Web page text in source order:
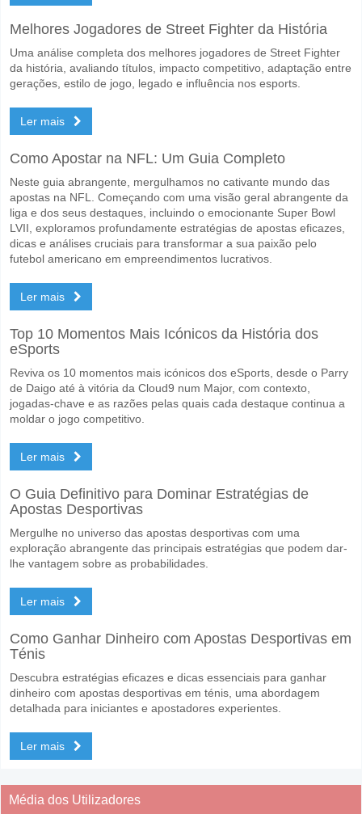
Sim para Ambas as Equipas Marcam, com a percentagem de 71%.
Qual é a previsão de resultado correcto para De
No lado arriscado, pode tentar o Resultado Correto de 3-1 que tem a
Melhores Jogadores de Street Fighter da História
Uma análise completa dos melhores jogadores de Street Fighter
da história, avaliando títulos, impacto competitivo, adaptação entre
gerações, estilo de jogo, legado e influência nos esports.
Ler mais
Como Apostar na NFL: Um Guia Completo
Neste guia abrangente, mergulhamos no cativante mundo das
apostas na NFL. Começando com uma visão geral abrangente da
liga e dos seus destaques, incluindo o emocionante Super Bowl
LVII, exploramos profundamente estratégias de apostas eficazes,
dicas e análises cruciais para transformar a sua paixão pelo
futebol americano em empreendimentos lucrativos.
Ler mais
Top 10 Momentos Mais Icónicos da História dos
eSports
Reviva os 10 momentos mais icónicos dos eSports, desde o Parry
de Daigo até à vitória da Cloud9 num Major, com contexto,
jogadas-chave e as razões pelas quais cada destaque continua a
moldar o jogo competitivo.
Ler mais
O Guia Definitivo para Dominar Estratégias de
Apostas Desportivas
Mergulhe no universo das apostas desportivas com uma
exploração abrangente das principais estratégias que podem dar-
lhe vantagem sobre as probabilidades.
Ler mais
Como Ganhar Dinheiro com Apostas Desportivas em
Ténis
Descubra estratégias eficazes e dicas essenciais para ganhar
dinheiro com apostas desportivas em ténis, uma abordagem
detalhada para iniciantes e apostadores experientes.
Ler mais
Média dos Utilizadores